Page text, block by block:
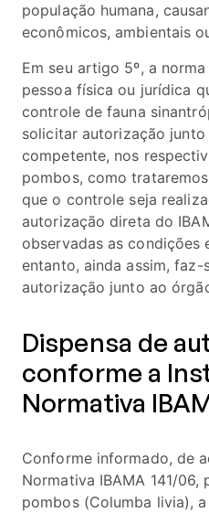
população humana,
econômicos, ambientais
Em seu artigo 5º, a
pessoa física ou jurídica
controle de fauna
solicitar autorização
competente, nos
pombos, como
que o controle seja
autorização direta do
observadas as condições
entanto, ainda assim, faz-
autorização junto ao
Dispensa de
conforme a
Normativa
Conforme informado, de
Normativa IBAMA 141/
pombos (Columba livia),